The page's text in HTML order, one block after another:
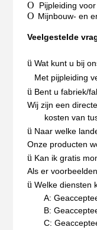
O Pijpleiding
O Mijnbouw- en
Veelgestelde
ü Wat kunt u bij
Met pijpleiding
ü Bent u fabriek/
Wij zijn een
kosten van
ü Naar welke
Onze producten
ü Kan ik gratis
Als er
ü Welke diensten
A:
B:
C: